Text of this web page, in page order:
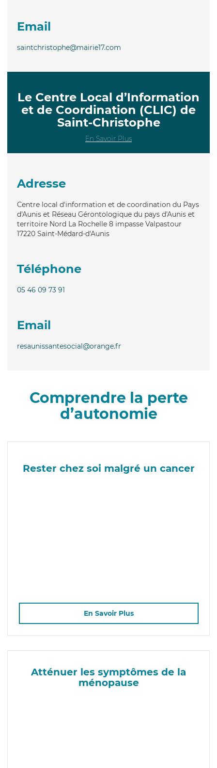
Email
saintchristophe@mairie17.com
Le Centre Local d’Information
et de Coordination (CLIC) de
Saint-Christophe
En Savoir Plus
Adresse
Centre local d'information et de coordination du Pays
d'Aunis et Réseau Gérontologique du pays d'Aunis et
territoire Nord La Rochelle 8 impasse Valpastour
17220 Saint-Médard-d'Aunis
Téléphone
05 46 09 73 91
Email
resaunissantesocial@orange.fr
Comprendre la perte
d’autonomie
Rester chez soi malgré un cancer
En Savoir Plus
Atténuer les symptômes de la
ménopause